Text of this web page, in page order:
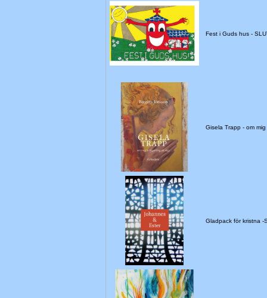
Fest i Guds hus -
Gisela Trapp - om
Gladpack för kristna -